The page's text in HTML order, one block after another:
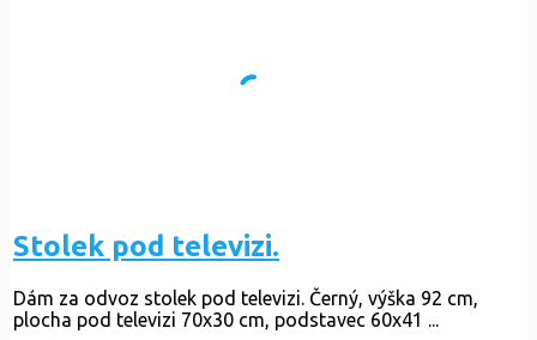
Stolek pod televizi.
Dám za odvoz stolek pod televizi. Černý, výška 92 cm,
plocha pod televizi 70x30 cm, podstavec 60x41 ...